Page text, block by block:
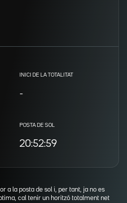
INICI DE LA TOTALITAT
-
POSTA DE SOL
20:52:59
a la posta de sol i, per tant, ja no es
cal tenir un horitzó totalment net